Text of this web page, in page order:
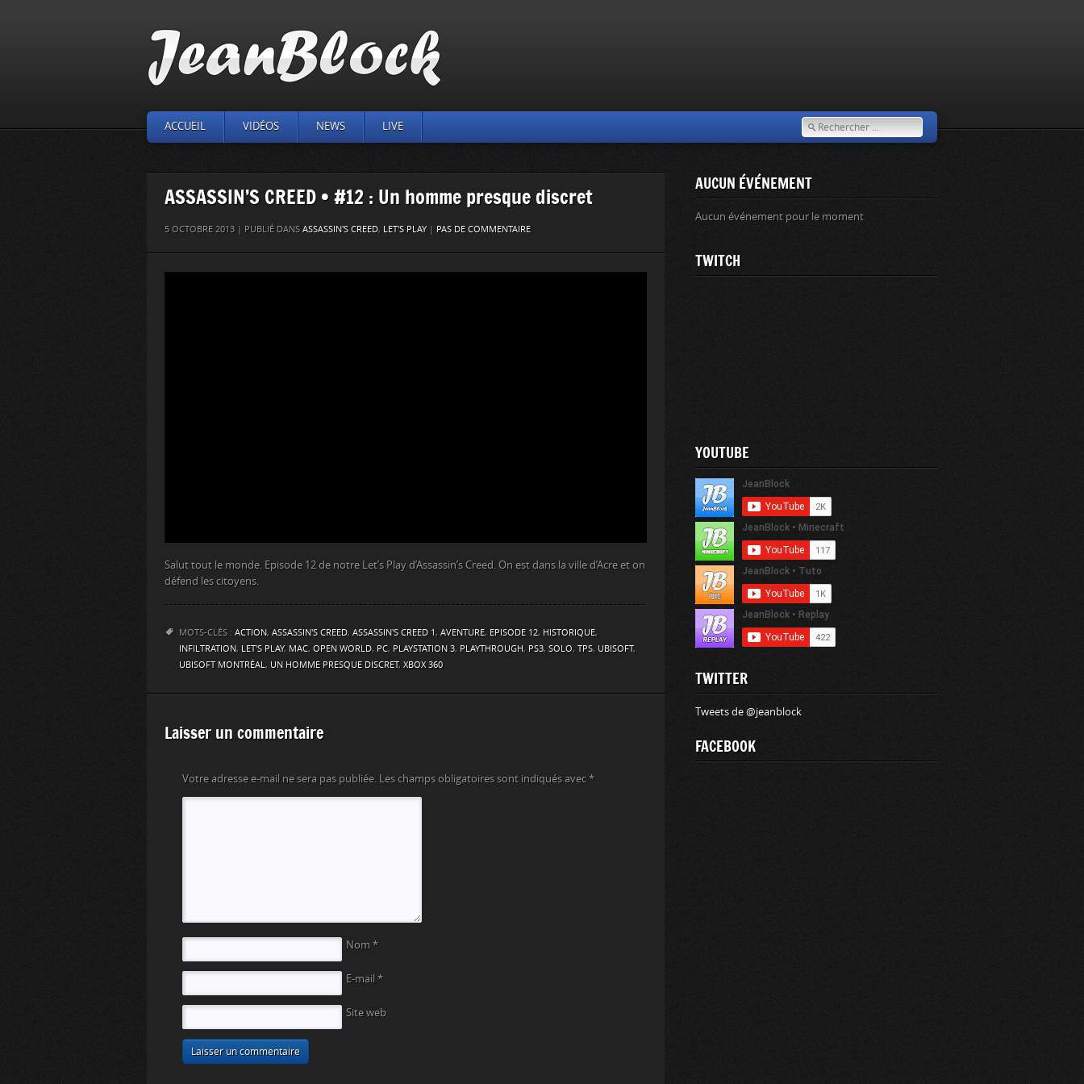
ACCUEIL VIDÉOS NEWS LIVE
ASSASSIN’S CREED • #12 : Un homme presque discret
5 OCTOBRE 2013 | PUBLIÉ DANS ASSASSIN'S CREED, LET'S PLAY| PAS DE COMMENTAIRE
Salut tout le monde. Episode 12 de notre Let’s Play d’Assassin’s Creed. On est dans la ville d’Acre et on
défend les citoyens.
MOTS-CLÉS : ACTION, ASSASSIN'S CREED, ASSASSIN'S CREED 1, AVENTURE, EPISODE 12, HISTORIQUE,
INFILTRATION, LET'S PLAY, MAC, OPEN WORLD, PC, PLAYSTATION 3, PLAYTHROUGH, PS3, SOLO, TPS, UBISOFT,
UBISOFT MONTRÉAL, UN HOMME PRESQUE DISCRET, XBOX 360
Laisser un commentaire
Votre adresse e-mail ne sera pas publiée. Les champs obligatoires sont indiqués avec *
Nom *
E-mail *
Site web
AUCUN ÉVÉNEMENT
Aucun événement pour le moment
TWITCH
YOUTUBE
TWITTER
Tweets de @jeanblock
FACEBOOK